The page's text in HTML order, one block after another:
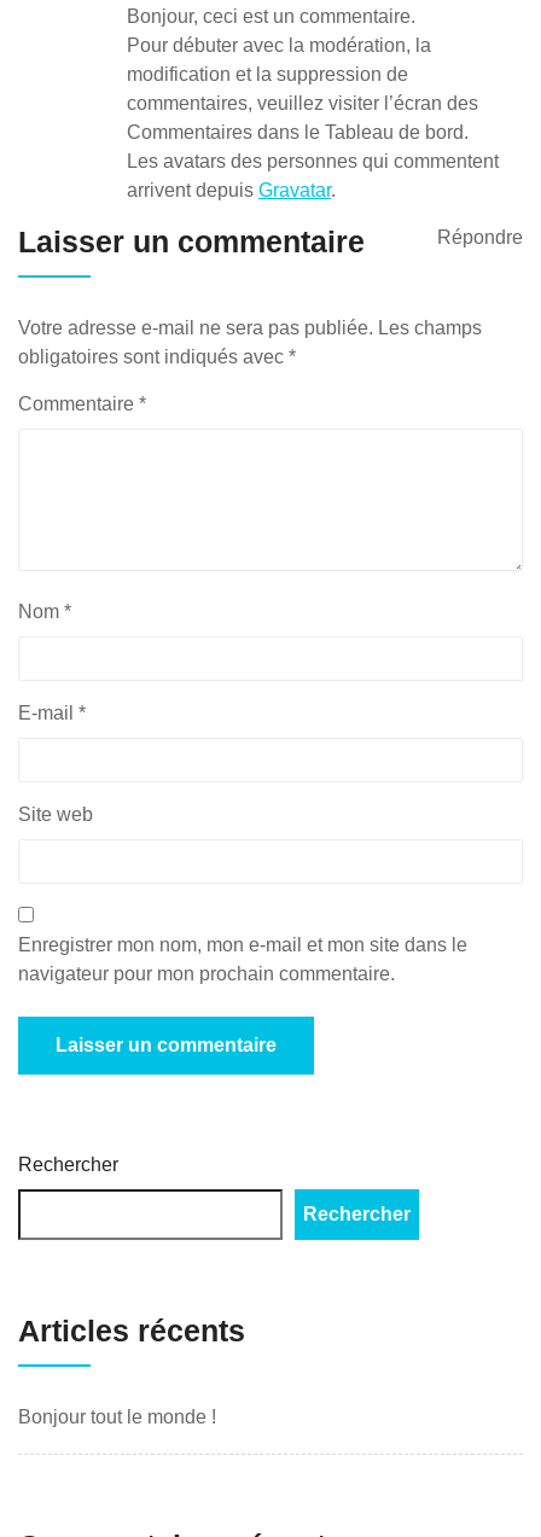
Bonjour, ceci est un commentaire.
Pour débuter avec la modération, la
modification et la suppression de
commentaires, veuillez visiter l’écran des
Commentaires dans le Tableau de bord.
Les avatars des personnes qui commentent
arrivent depuis Gravatar.
Répondre
Laisser un commentaire
Votre adresse e-mail ne sera pas publiée. Les champs
obligatoires sont indiqués avec *
Commentaire *
Nom *
E-mail *
Site web
Enregistrer mon nom, mon e-mail et mon site dans le
navigateur pour mon prochain commentaire.
Rechercher
Rechercher
Articles récents
Bonjour tout le monde !